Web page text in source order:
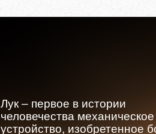
Лук – первое в истории
человечества механическое
устройство, изобретенное